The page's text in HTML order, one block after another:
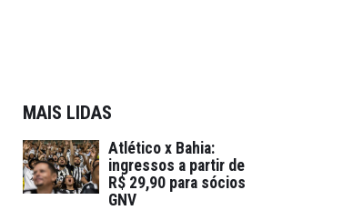
MAIS LIDAS
Atlético x Bahia:
ingressos a partir de
R$ 29,90 para sócios
GNV